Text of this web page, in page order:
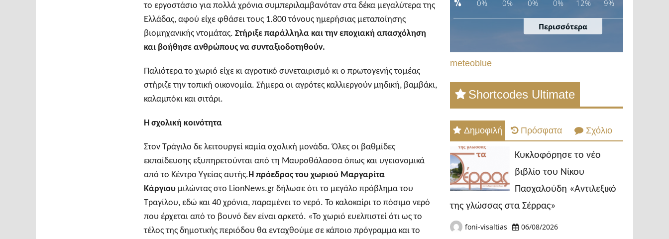
το εργοστάσιο για πολλά χρόνια συμπεριλαμβανόταν στα δέκα μεγαλύτερα της
Ελλάδας, αφού είχε φθάσει τους 1.800 τόνους ημερήσιας μεταποίησης
βιομηχανικής ντομάτας. Στήριξε παράλληλα και την εποχιακή απασχόληση
και βοήθησε ανθρώπους να συνταξιοδοτηθούν.
Παλιότερα το χωριό είχε κι αγροτικό συνεταιρισμό κι ο πρωτογενής τομέας
στήριζε την τοπική οικονομία. Σήμερα οι αγρότες καλλιεργούν μηδική, βαμβάκι,
καλαμπόκι και σιτάρι.
Η σχολική κοινότητα
Στον Τράγιλο δε λειτουργεί καμία σχολική μονάδα. Όλες οι βαθμίδες
εκπαίδευσης εξυπηρετούνται από τη Μαυροθάλασσα όπως και υγειονομικά
από το Κέντρο Υγείας αυτής.Η πρόεδρος του χωριού Μαργαρίτα
Κάργιου μιλώντας στο LionNews.gr δήλωσε ότι το μεγάλο πρόβλημα του
Τραγίλου, εδώ και 40 χρόνια, παραμένει το νερό. Το καλοκαίρι το πόσιμο νερό
που έρχεται από το βουνό δεν είναι αρκετό. «Το χωριό ευελπιστεί ότι ως το
τέλος της δημοτικής περιόδου θα ενταχθούμε σε κάποιο πρόγραμμα και το
meteoblue
Shortcodes Ultimate
Δημοφιλή Πρόσφατα Σχόλιο
Κυκλοφόρησε το νέο
βιβλίο του Νίκου
Πασχαλούδη «Αντιλεξικό
της γλώσσας στα Σέρρας»
foni-visaltias 06/08/2026